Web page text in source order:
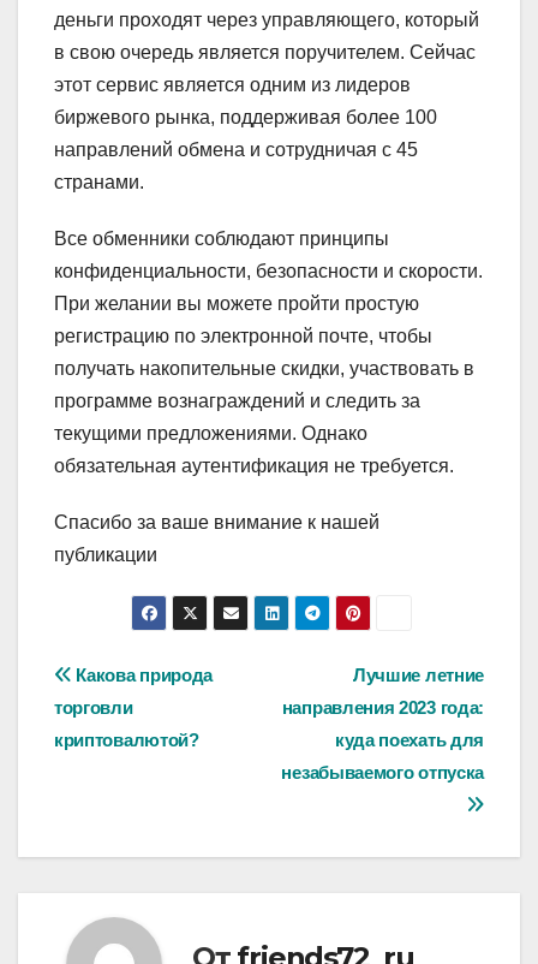
деньги проходят через управляющего, который
в свою очередь является поручителем. Сейчас
этот сервис является одним из лидеров
биржевого рынка, поддерживая более 100
направлений обмена и сотрудничая с 45
странами.
Все обменники соблюдают принципы
конфиденциальности, безопасности и скорости.
При желании вы можете пройти простую
регистрацию по электронной почте, чтобы
получать накопительные скидки, участвовать в
программе вознаграждений и следить за
текущими предложениями. Однако
обязательная аутентификация не требуется.
Спасибо за ваше внимание к нашей
публикации
Навигация
по
Лучшие летние
направления 2023 года:
куда поехать для
незабываемого отпуска
Какова природа
торговли
криптовалютой?